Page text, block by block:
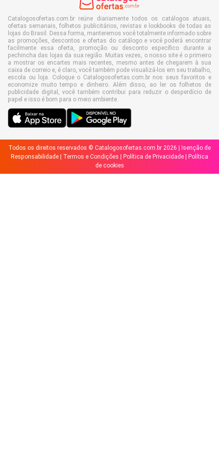
Catalogosofertas.com.br reúne diariamente todos os catálogos atuais,
ofertas semanais, folhetos publicitários, revistas e lookbooks de todas as
lojas do Brasil. Dessa forma, manteremos você totalmente informado sobre
as promoções, descontos e ofertas do catálogo e você poderá encontrar
facilmente essa oferta, promoção ou desconto específico durante a
pechincha das lojas da sua região. Muitas vezes, o nosso site é o primeiro
a mostrar os encartes mais recentes, mesmo antes de chegarem à sua
caixa de correio e, é claro, você também pode visualizá-los em seu trabalho,
escola ou loja. Coloque o Catalogosofertas.com.br nos seus favoritos e
economize muito tempo e dinheiro. Além disso, ao ler os folhetos de
publicidade digital, você também contribui para reduzir o desperdício de
papel e isso é bom para o meio ambiente.
Todos os direitos reservados © Catalogosofertas.com.br 2026 |
Isenção de
Responsabilidade
Termos e Condições Política de Privacidade
Política
de cookies